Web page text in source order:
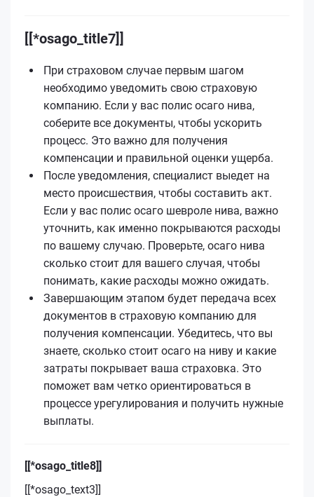
[[*osago_title7]]
При страховом случае первым шагом
необходимо уведомить свою страховую
компанию. Если у вас полис осаго нива,
соберите все документы, чтобы ускорить
процесс. Это важно для получения
компенсации и правильной оценки ущерба.
После уведомления, специалист выедет на
место происшествия, чтобы составить акт.
Если у вас полис осаго шевроле нива, важно
уточнить, как именно покрываются расходы
по вашему случаю. Проверьте, осаго нива
сколько стоит для вашего случая, чтобы
понимать, какие расходы можно ожидать.
Завершающим этапом будет передача всех
документов в страховую компанию для
получения компенсации. Убедитесь, что вы
знаете, сколько стоит осаго на ниву и какие
затраты покрывает ваша страховка. Это
поможет вам четко ориентироваться в
процессе урегулирования и получить нужные
выплаты.
[[*osago_title8]]
[[*osago_text3]]